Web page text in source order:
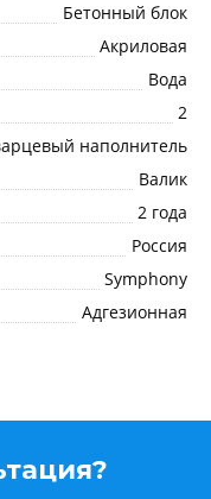
Бетонный блок
Акриловая
Вода
2
наполнитель
Валик
2 года
Россия
Symphony
Адгезионная